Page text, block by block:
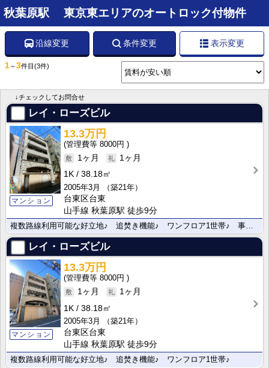
秋葉原駅 東京東エリアのオートロック付物件
沿線変更 条件変更 表示変更
1～3件目 (3件)
↓チェックしてお問合せ
レイ・ローズビル
マンション
13.3万円
8000円
1ヶ月
1ヶ月
1K
38.18㎡
2005年3月
（築21年）
台東区台東
山手線 秋葉原駅 徒歩9分
複数路線利用可能な好立地♪ 追焚き機能♪ ワンフロア1世帯♪ 事務所利用も可♪
レイ・ローズビル
マンション
13.3万円
8000円
1ヶ月
1ヶ月
1K
38.18㎡
2005年3月
（築21年）
台東区台東
山手線 秋葉原駅 徒歩9分
複数路線利用可能な好立地♪ 追焚き機能♪ ワンフロア1世帯♪